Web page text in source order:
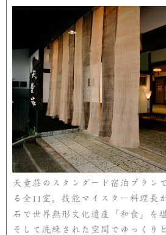
天童荘のスタンダード宿泊プラン
る全11 室。技能マイスター料理長
石で世界無形文化遺産「和食」を
そして洗練された空間でゆっくり